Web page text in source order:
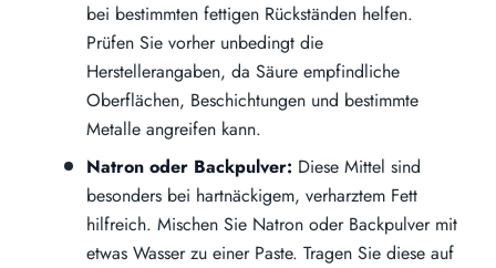
bei bestimmten fettigen Rückständen helfen.
Prüfen Sie vorher unbedingt die
Herstellerangaben, da Säure empfindliche
Oberflächen, Beschichtungen und bestimmte
Metalle angreifen kann.
Natron oder Backpulver: Diese Mittel sind
besonders bei hartnäckigem, verharztem Fett
hilfreich. Mischen Sie Natron oder Backpulver mit
etwas Wasser zu einer Paste. Tragen Sie diese auf